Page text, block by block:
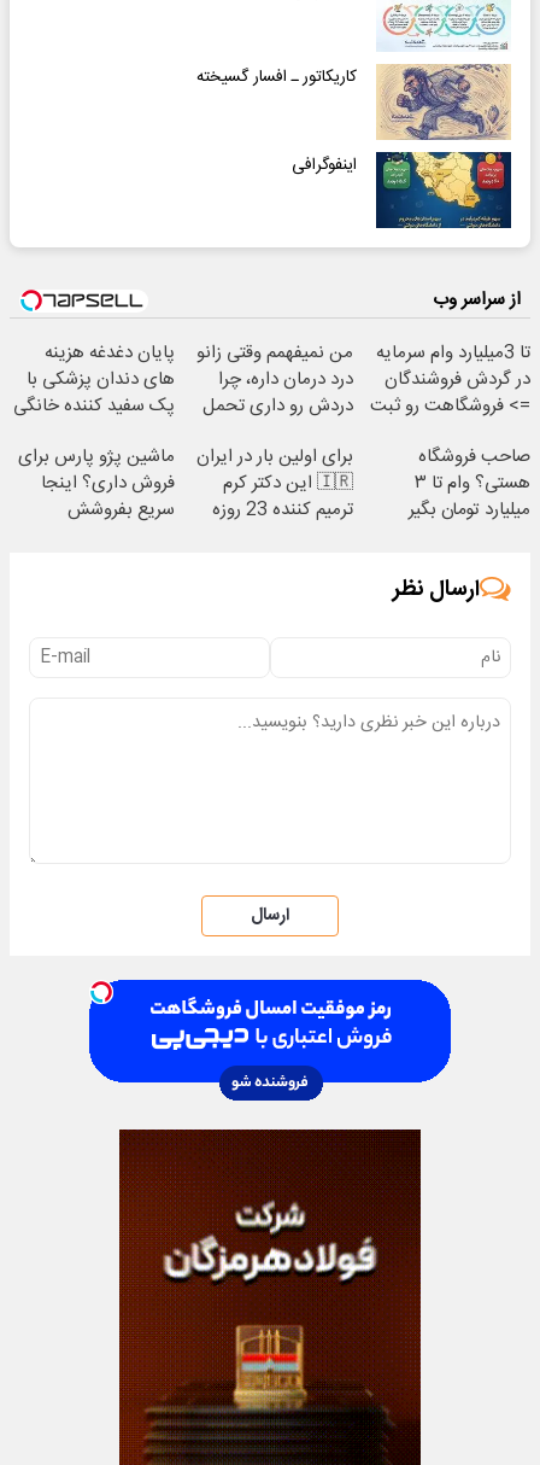
کاریکاتور ـ افسار گسیخته
اینفوگرافی
از سراسر وب
تا 3میلیارد وام سرمایه
در گردش فروشندگان
=> فروشگاهت رو ثبت
من نمیفهمم وقتی زانو
درد درمان داره، چرا
دردش رو داری تحمل
پایان دغدغه هزینه
های دندان پزشکی با
پک سفید کننده خانگی
صاحب فروشگاه
هستی؟ وام تا ۳
میلیارد تومان بگیر
برای اولین بار در ایران
🇮🇷 این دکتر کرم
ترمیم کننده 23 روزه
ماشین پژو پارس برای
فروش داری؟ اینجا
سریع بفروشش
ارسال نظر
ارسال